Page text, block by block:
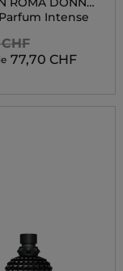
Intense
77,70 CHF